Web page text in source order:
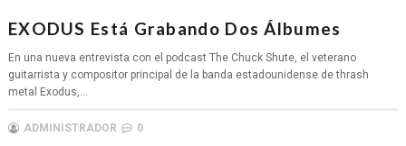
EXODUS Está Grabando Dos Álbumes
En una nueva entrevista con el podcast The Chuck Shute, el veterano
guitarrista y compositor principal de la banda estadounidense de thrash
metal Exodus,...
ADMINISTRADOR 0